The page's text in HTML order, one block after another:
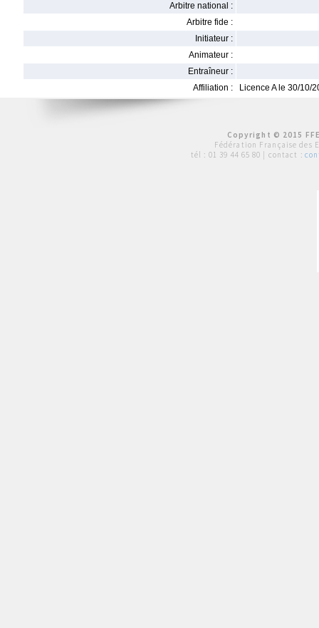
Arbitre national :
Arbitre fide :
Initiateur :
Animateur :
Entraîneur :
Affiliation :
Licence A le 30/10/
Copyright © 2015
Fédération Française des
tél : 01 39 44 65 80 | contact :